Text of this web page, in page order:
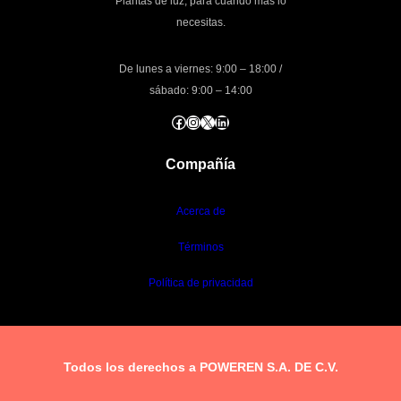
necesitas.
De lunes a viernes: 9:00 – 18:00 /
sábado: 9:00 – 14:00
Facebook InstagramX LinkedIn
Compañía
Acerca de
Términos
Política de privacidad
Todos los derechos a POWEREN S.A. DE C.V.